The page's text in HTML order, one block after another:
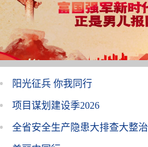
阳光征兵 你我同行
项目谋划建设季2026
全省安全生产隐患大排查大整治